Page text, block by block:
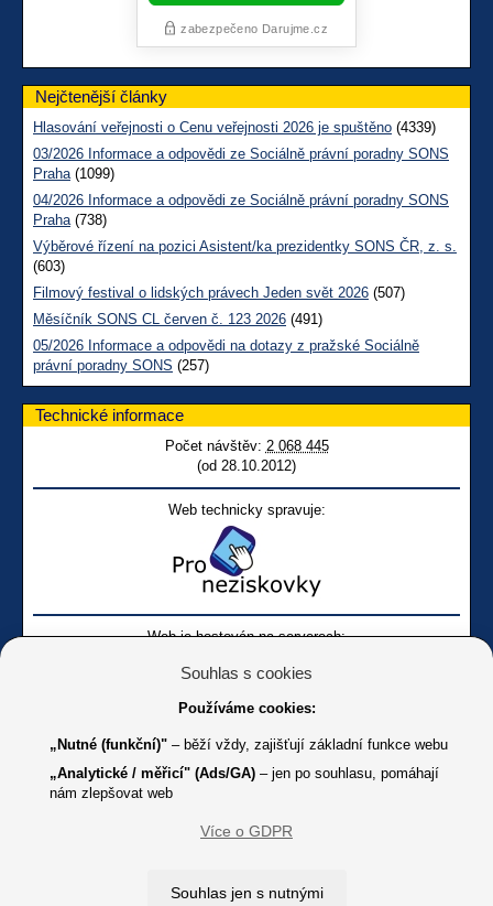
Nejčtenější články
Hlasování veřejnosti o Cenu veřejnosti 2026 je spuštěno (4339)
03/2026 Informace a odpovědi ze Sociálně právní poradny SONS
Praha(1099)
04/2026 Informace a odpovědi ze Sociálně právní poradny SONS
Praha(738)
Výběrové řízení na pozici Asistent/ka prezidentky SONS ČR, z. s.
(603)
Filmový festival o lidských právech Jeden svět 2026 (507)
Měsíčník SONS CL červen č. 123 2026 (491)
05/2026 Informace a odpovědi na dotazy z pražské Sociálně
právní poradny SONS (257)
Technické informace
Počet návštěv: 2 068 445
(od 28.10.2012)
Web technicky spravuje:
Web je hostován na serverech:
Online
Youtube SONS
K jakémukoliv užití textů a obrázků uvedených na tomto serveru je
Souhlas s cookies
Používáme cookies:
„Nutné (funkční)" – běží vždy, zajišťují základní funkce webu
„Analytické / měřicí" (Ads/GA) – jen po souhlasu, pomáhají
nám zlepšovat web
Více o GDPR
Souhlas jen s nutnými